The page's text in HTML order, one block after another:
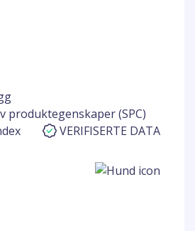
produktegenskaper (SPC)
VERIFISERTE DATA